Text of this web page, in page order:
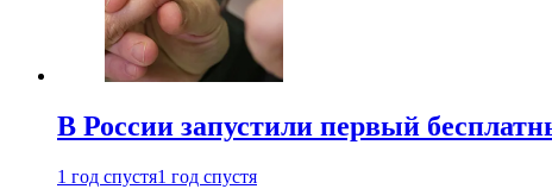
В России запустили первый
1 год спустя1 год спустя